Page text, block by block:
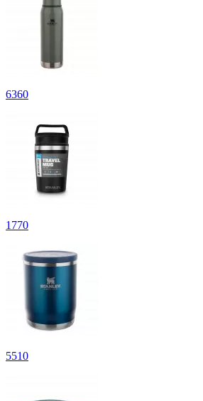
6360
1 770
5510